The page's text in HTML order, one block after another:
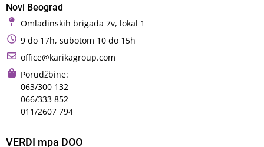
Novi Beograd
Omladinskih brigada 7v, lokal 1
9 do 17h, subotom 10 do 15h
office@karikagroup.com
Porudžbine:
063/300 132
066/333 852
011/2607 794
VERDI mpa DOO